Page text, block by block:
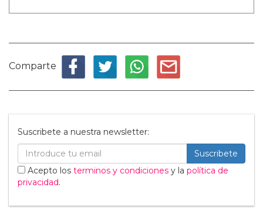
Comparte
Suscribete a nuestra newsletter:
Suscribete
Acepto los terminos y condiciones y la política de
privacidad.